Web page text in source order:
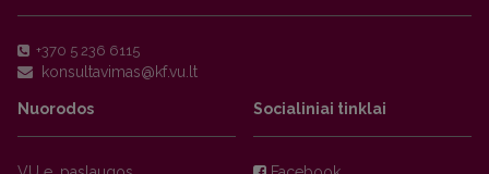
+370 5 236 6115
Nuorodos Socialiniai tinklai